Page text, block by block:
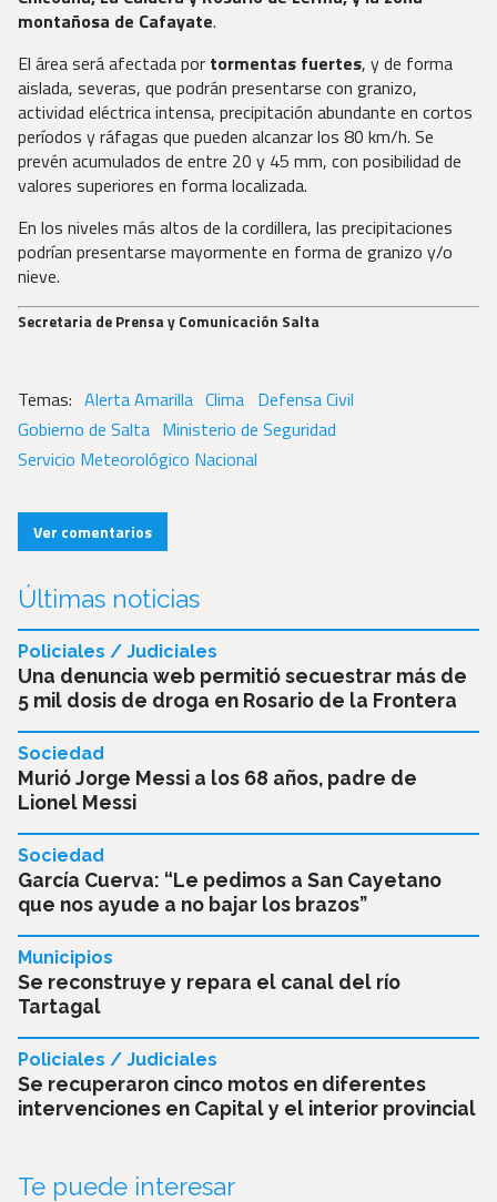
montañosa de Cafayate.
El área será afectada por tormentas fuertes, y de forma
aislada, severas, que podrán presentarse con granizo,
actividad eléctrica intensa, precipitación abundante en cortos
períodos y ráfagas que pueden alcanzar los 80 km/h. Se
prevén acumulados de entre 20 y 45 mm, con posibilidad de
valores superiores en forma localizada.
En los niveles más altos de la cordillera, las precipitaciones
podrían presentarse mayormente en forma de granizo y/o
nieve.
Secretaria de Prensa y Comunicación Salta
Alerta Amarilla Clima Defensa Civil
Gobierno de Salta Ministerio de Seguridad
Servicio Meteorológico Nacional
Ver comentarios
Últimas noticias
Una denuncia web permitió secuestrar más de
5 mil dosis de droga en Rosario de la Frontera
Policiales / Judiciales
Murió Jorge Messi a los 68 años, padre de
Lionel Messi
Sociedad
García Cuerva: “Le pedimos a San Cayetano
que nos ayude a no bajar los brazos”
Sociedad
Se reconstruye y repara el canal del río
Tartagal
Municipios
Se recuperaron cinco motos en diferentes
intervenciones en Capital y el interior provincial
Policiales / Judiciales
Te puede interesar